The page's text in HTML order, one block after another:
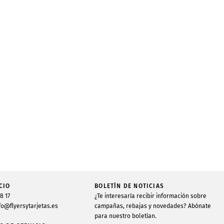
17
BOLETÍN DE NOTICIAS
¿Te interesaría recibir información sobre
campañas, rebajas y novedades? Abónate
para nuestro boletían.